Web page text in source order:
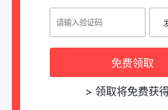
免费领取
> 领取将免费获